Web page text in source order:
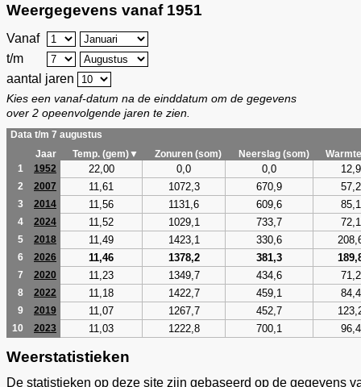
Weergegevens vanaf 1951
Vanaf
t/m
aantal jaren
Kies een vanaf-datum na de einddatum om de gegevens
over 2 opeenvolgende jaren te zien.
Data t/m 7 augustus
Jaar
Temp. (gem)▼ Zonuren (som) Neerslag (som)
1
1952 22,00 0,0 0,0 12,9
2 2007 11,61 1072,3 670,9 57,2
3 2014 11,56 1131,6 609,6 85,1
4 2024 11,52 1029,1 733,7 72,1
5 2018 11,49 1423,1 330,6
6 2026 11,46 1378,2 381,3
7 2020 11,23 1349,7 434,6 71,2
8 2022 11,18 1422,7 459,1 84,4
9 2019 11,07 1267,7 452,7
10 2023 11,03 1222,8 700,1 96,4
Weerstatistieken
De statistieken op deze site zijn gebaseerd op de gegevens